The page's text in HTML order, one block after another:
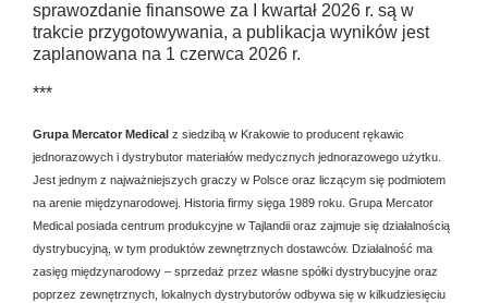
sprawozdanie finansowe za I kwartał 2026 r. są w
trakcie przygotowywania, a publikacja wyników jest
zaplanowana na 1 czerwca 2026 r.
***
Grupa Mercator Medical z siedzibą w Krakowie to producent rękawic
jednorazowych i dystrybutor materiałów medycznych jednorazowego użytku.
Jest jednym z najważniejszych graczy w Polsce oraz liczącym się podmiotem
na arenie międzynarodowej. Historia firmy sięga 1989 roku. Grupa Mercator
Medical posiada centrum produkcyjne w Tajlandii oraz zajmuje się działalnością
dystrybucyjną, w tym produktów zewnętrznych dostawców. Działalność ma
zasięg międzynarodowy – sprzedaż przez własne spółki dystrybucyjne oraz
poprzez zewnętrznych, lokalnych dystrybutorów odbywa się w kilkudziesięciu